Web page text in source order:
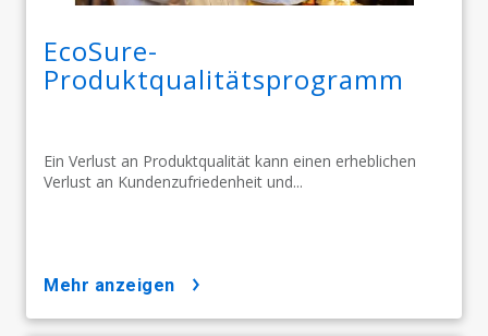
EcoSure-
Produktqualitätsprogramm
Ein Verlust an Produktqualität kann einen erheblichen
Verlust an Kundenzufriedenheit und...
mehr anzeigen